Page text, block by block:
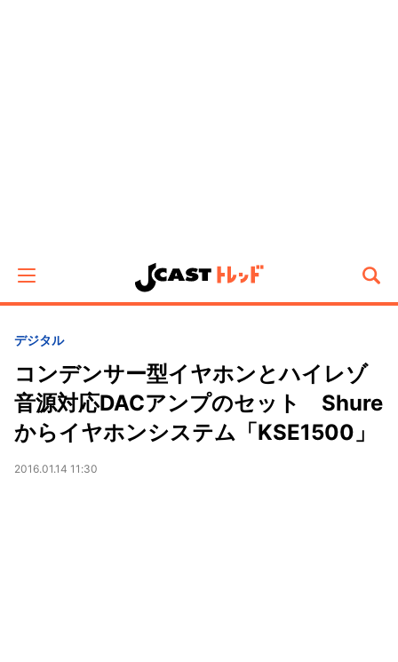
デジタル
コンデンサー型イヤホンとハイレゾ
音源対応DACアンプのセット Shure
からイヤホンシステム「KSE1500」
2016.01.14 11:30